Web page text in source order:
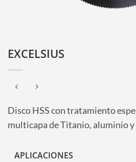
EXCELSIUS
Disco HSS con tratamiento
multicapa de Titanio, aluminio
APLICACIONES